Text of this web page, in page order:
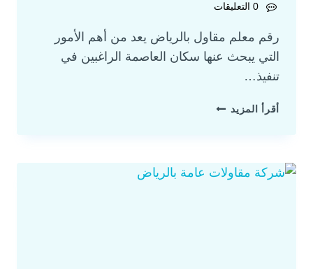
0 التعليقات
رقم معلم مقاول بالرياض يعد من أهم الأمور
التي يبحث عنها سكان العاصمة الراغبين في
تنفيذ…
أقرأ المزيد